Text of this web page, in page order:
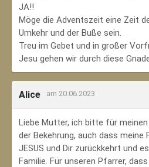
JA!!
Möge die Adventszeit eine Zeit
Umkehr und der Buße sein.
Treu im Gebet und in großer
Jesu gehen wir durch diese
Alice am 20.06.2023
Liebe Mutter, ich bitte für meinen
der Bekehrung, auch dass meine
JESUS und Dir zurückkehrt und
Familie. Für unseren Pfarrer,